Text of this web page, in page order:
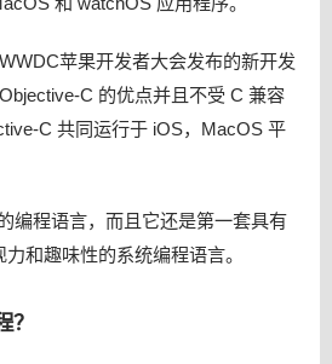
苹果开发者大会发布的新开发
C 的优点并且不受 C 兼容
C 共同运行于 iOS，MacOS 平
编程语言，而且它还是第一套具有
和趣味性的系统编程语言。
？